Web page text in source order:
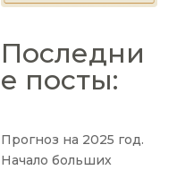
Последни
е посты:
Прогноз на 2025 год.
Начало больших